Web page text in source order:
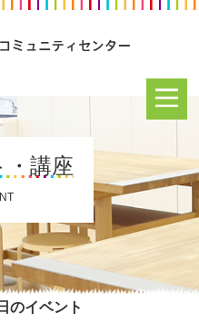
・講座
のイベント